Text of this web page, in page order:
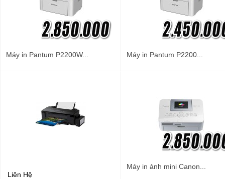
Máy in Pantum P2200W... Máy in Pantum P2200...
Liên Hệ
Máy in ảnh mini Canon...